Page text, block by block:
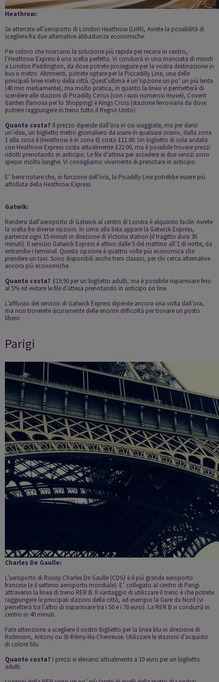
Heathrow:
Se atterrate all’aeroporto di London Heathrow (LHR), Avrete la possibilità di
scegliere fra due alternative abbastanza economiche.
Per coloro che ricercano la soluzione più rapida per recarsi in centro,
l’Heathrow Express è una scelta perfetta. Vi condurrà in una manciata di minuti
a London Paddington, da dove potrete proseguire per la vostra destinazione in
bus o metro. Altrimenti, potrete optare per la Piccadilly Line, una delle
principali linee metro della città. Quest’ultima è un’opzione un po’ un più lenta
(40 min mediamente), ma molto pratica, in quanto la linea vi permetterà di
scendere alle stazioni di Picadilly Circus (con i suoi numerosi musei), Covent
Garden (famosa per lo Shopping) e Kings Cross (stazione ferroviaria da dove
potrere raggiungere in treno tutto il Regno Unito).
Quanto costa? Il prezzo dipende dall’ora in cui viaggiate, ma per darvi
un’idea, un biglietto metro giornaliero da usare in qualsiasi orario, dalla zona
1 alla zona 6 (Heathrow è in zona 6) costa £11.80. Un biglietto di sola andata
con Heathrow Express costa attualmente £22.00, ma è possibile trovare prezzi
ridotti prenotando in anticipo. Le file d’attesa per accedere ai due servizi sono
spesso molto lunghe. Vi consigliamo vivamente di prenotare in anticipo.
E’ bene notare che, in funzione dell’ora, la Picadilly Line potrebbe essere più
affollata della Heathrow Express.
Gatwik:
Rendersi dall’aeroporto di Gatwick al centro di Londra è alquanto facile. Avrete
la scelta fra diverse opzioni. In cima alla lista appare la Gatwick Express,
partenze ogni 15 minuti in direzione di Victoria station (il tragitto dura 30
minuti). Il servizio Gatwick Express é attivo dalle 5 del mattino all’1 di notte, da
entrambe i terminal. Questa opzione è quattro volte più economica che
prendere un taxi. Sono disponibili anche treni classici, per chi cerca alternative
ancora più economiche.
Quanto costa? £19.90 per un biglietto adulti, ma è possibile risparmiare fino
al 5% ed evitare le file d’attesa prenotando in anticipo on line.
L’afflusso del servizio di Gatwick Express dipende ancora una volta dall’ora,
ma non troverete sicuramente delle enormi difficoltà per trovare un posto
libero
Parigi
Charles De Gaulle:
L’aeroporto di Roissy Charles De Gaulle (CDG) è il più grande aeroporto
francese (e il settimo aeroporto mondiale). E’ collegato al centro di Parigi
attraverso la linea di treno RER B. Il vantaggio di utilizzare il treno è che potrete
raggiungere le principali stazioni della città, ad esempio la Gare du Nord (vi
pemetterà tra l’altro di risparmiare tra i 50 e i 70 euro). La RER B vi condurrà in
centro in 40 minuti.
Fate attenzione a scegliere il vostro biglietto per la linea blu in direzione di
Robinson, Antony ou St-Rémy-lès-Chevreuse. Utilizzare le stazioni d’acquisto
di colore blu.
Quanto costa? I prezzi si elevano attualmente a 10 euro per un biglietto
adulti.